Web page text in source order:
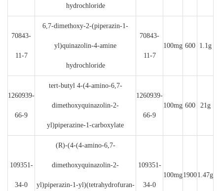
hydrochloride
70843-
11-7
6,7-dimethoxy-2-(piperazin-1-
yl)quinazolin-4-amine
hydrochloride
70843-
11-7
100mg 600 1.1g
1260939-
66-9
tert-butyl 4-(4-amino-6,7-
dimethoxyquinazolin-2-
yl)piperazine-1-carboxylate
1260939-
66-9
100mg 600 21g
109351-
34-0
(R)-(4-(4-amino-6,7-
dimethoxyquinazolin-2-
yl)piperazin-1-yl)(tetrahydrofuran-
109351-
34-0
100mg19001.47g